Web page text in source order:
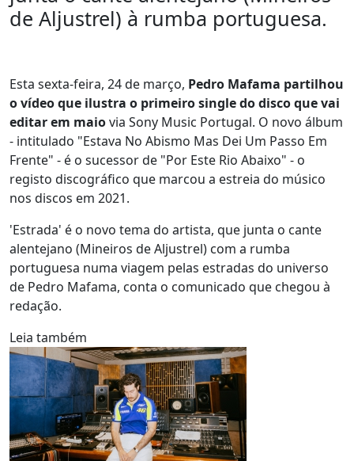
de Aljustrel) à rumba portuguesa.
Esta sexta-feira, 24 de março, Pedro Mafama partilhou
o vídeo que ilustra o primeiro single do disco que vai
editar em maiovia Sony Music Portugal. O novo álbum
- intitulado "Estava No Abismo Mas Dei Um Passo Em
Frente" - é o sucessor de "Por Este Rio Abaixo" - o
registo discográfico que marcou a estreia do músico
nos discos em 2021.
'Estrada' é o novo tema do artista, que junta o cante
alentejano (Mineiros de Aljustrel) com a rumba
portuguesa numa viagem pelas estradas do universo
de Pedro Mafama, conta o comunicado que chegou à
redação.
Leia também